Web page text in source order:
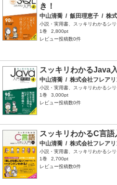
き！
中山清喬 / 飯田理恵子 / 株
小説・実用書、スッキリわかるシ
1巻
2,800pt
レビュー投稿数0件
スッキリわかるJava
中山清喬 / 株式会社フレアリ
小説・実用書、スッキリわかるシ
1巻
3,000pt
レビュー投稿数0件
スッキリわかるC言語
中山清喬 / 株式会社フレアリ
小説・実用書、スッキリわかるシ
1巻
2,700pt
レビュー投稿数0件